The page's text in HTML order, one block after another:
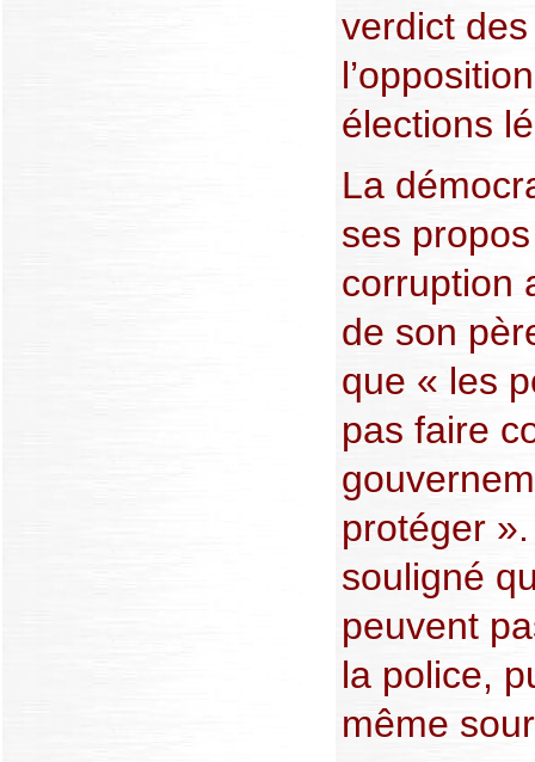
verdict
élections
La
ses
corruption
de son
que « les
pas faire
protéger
souligné
peuvent
la police,
même